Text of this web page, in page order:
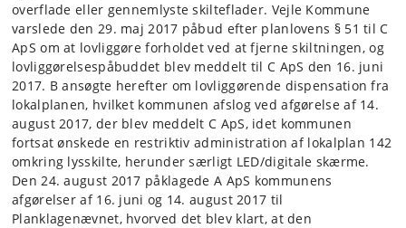
overflade eller gennemlyste skilteflader. Vejle Kommune
varslede den 29. maj 2017 påbud efter planlovens § 51 til C
ApS om at lovliggøre forholdet ved at fjerne skiltningen, og
lovliggørelsespåbuddet blev meddelt til C ApS den 16. juni
2017. B ansøgte herefter om lovliggørende dispensation fra
lokalplanen, hvilket kommunen afslog ved afgørelse af 14.
august 2017, der blev meddelt C ApS, idet kommunen
fortsat ønskede en restriktiv administration af lokalplan 142
omkring lysskilte, herunder særligt LED/digitale skærme.
Den 24. august 2017 påklagede A ApS kommunens
afgørelser af 16. juni og 14. august 2017 til
Planklagenævnet, hvorved det blev klart, at den